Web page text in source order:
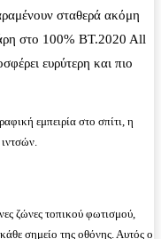
σταθερά ακόμη
στο 100% BT.2020 All
ευρύτερη και πιο
εμπειρία στο σπίτι, η
ζώνες τοπικού φωτισμού,
σημείο της οθόνης. Αυτός ο